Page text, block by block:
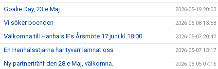
Goalie Day, 23.e Maj 2026-05-19 20:03
Vi söker boenden 2026-05-08 13:58
Välkomna till Hanhals IFs Årsmöte 17 juni kl 18:00 2026-05-07 20:42
En Hanhalsstjärna har tyvärr lämnat oss 2026-05-07 13:17
Ny partnerträff den 28:e Maj, välkomna. 2026-05-05 07:16